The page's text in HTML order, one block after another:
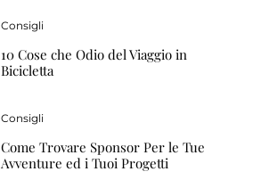
Consigli
10 Cose che Odio del Viaggio in
Bicicletta
Consigli
Come Trovare Sponsor Per le Tue
Avventure ed i Tuoi Progetti